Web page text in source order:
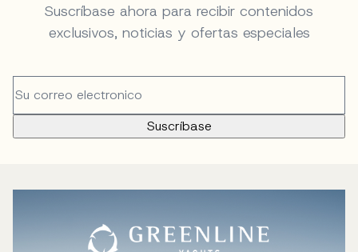
Suscríbase ahora para recibir contenidos
exclusivos, noticias y ofertas especiales